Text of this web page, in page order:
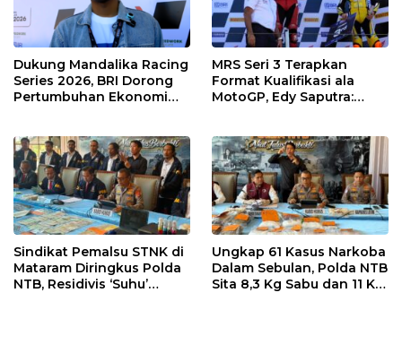
Dukung Mandalika Racing
Series 2026, BRI Dorong
Pertumbuhan Ekonomi
MRS Seri 3 Terapkan
Format Kualifikasi ala
MotoGP, Edy Saputra:
Sindikat Pemalsu STNK di
Mataram Diringkus Polda
NTB, Residivis ‘Suhu’
Ungkap 61 Kasus Narkoba
Dalam Sebulan, Polda NTB
Sita 8,3 Kg Sabu dan 11 Kg